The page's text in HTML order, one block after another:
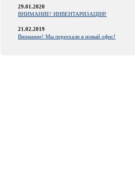
29.01.2020
ВНИМАНИЕ! ИНВЕНТАРИЗАЦИЯ!
21.02.2019
Внимание! Мы переехали в новый офис!